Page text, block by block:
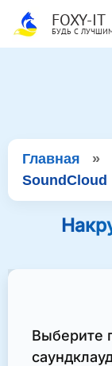
FOXY-IT
БУДЬ С
Главная »
SoundCloud
Выберите